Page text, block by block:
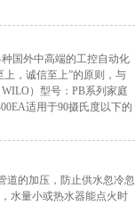
国外中高端的工控自动化
，诚信至上”的原则，与
）型号：PB系列家庭
适用于90摄氏度以下的
道的加压，防止供水忽冷忽
水量小或热水器能点火时